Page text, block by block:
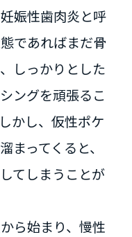
娠性歯肉炎と呼
であればまだ骨
しっかりとした
ングを頑張るこ
かし、仮性ポケ
まってくると、
てしまうことが
ら始まり、慢性